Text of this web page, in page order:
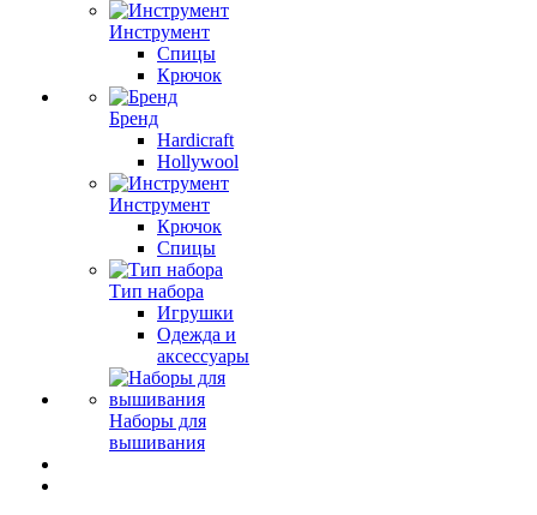
Инструмент
Спицы
Крючок
Бренд
Hardicraft
Hollywool
Инструмент
Крючок
Спицы
Тип набора
Игрушки
Одежда и
аксессуары
Наборы для
вышивания